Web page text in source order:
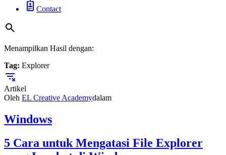
Contact
Menampilkan Hasil dengan:
Tag: Explorer
Artikel
Oleh EL Creative Academydalam
Windows
5 Cara untuk Mengatasi File Explorer